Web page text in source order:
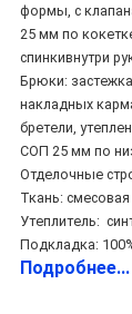
формы, с
25 мм по
спинкивнутри
Брюки:
накладных
бретели,
СОП 25 мм по
Отделочные
Ткань: смесовая
Утеплитель:
Подкладка:
Подробнее...